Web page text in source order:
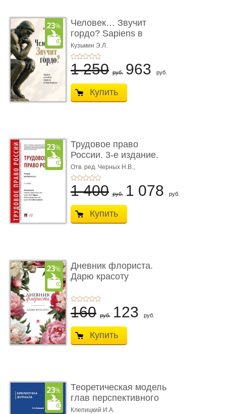
Человек… Звучит
гордо? Sapiens в
тенётах социума � ...
Кузьмин Э.Л.
1 250 руб. 963 руб.
Купить
Трудовое право
России. 3-е издание.
Учебник для ...
Отв. ред. Черных Н.В.,
Шестерякова И.В.
1 400 руб. 1 078 руб.
Купить
Дневник флориста.
Дарю красоту
160 руб. 123 руб.
Купить
Теоретическая модель
глав перспективного
УК о ...
Клепицкий И.А.